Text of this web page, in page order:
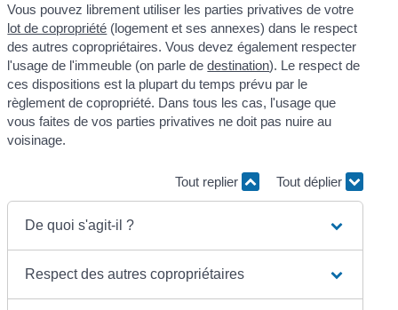
Vous pouvez librement utiliser les parties privatives de votre
lot de copropriété (logement et ses annexes) dans le respect
des autres copropriétaires. Vous devez également respecter
l'usage de l'immeuble (on parle dedestination). Le respect de
ces dispositions est la plupart du temps prévu par le
règlement de copropriété. Dans tous les cas, l'usage que
vous faites de vos parties privatives ne doit pas nuire au
voisinage.
Tout replier Tout déplier
De quoi s'agit-il ?
Respect des autres copropriétaires